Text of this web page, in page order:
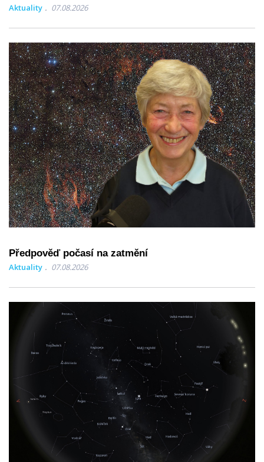
Aktuality 07.08.2026
Předpověď počasí na zatmění
Aktuality 07.08.2026